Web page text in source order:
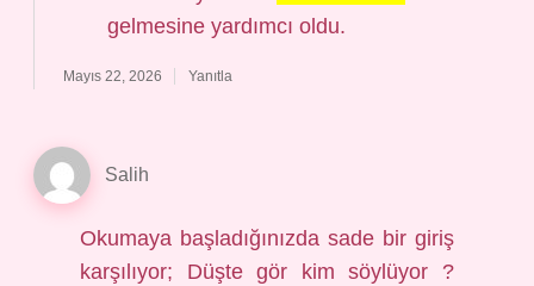
gelmesine yardımcı oldu.
Mayıs 22, 2026 Yanıtla
Salih
Okumaya başladığınızda sade bir giriş
karşılıyor; Düşte gör kim söylüyor ?